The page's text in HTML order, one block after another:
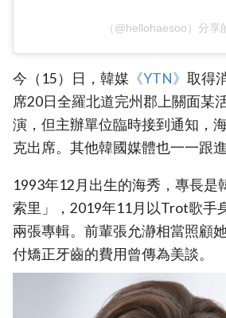
（@hellohaesoo）分享
今（15）日，韓媒 ‎《YTN》‎ 取得
席20日全羅北道完州郡上關面某
演，但主辦單位臨時接到通知，
克出席。其他韓國媒體也一一跟
1993年12月出生的海秀，專長是
索里」，2019年11月以Trot歌手
兩張專輯。前輩張允瀞相當照顧
付矯正牙齒的費用曾傳為美談。